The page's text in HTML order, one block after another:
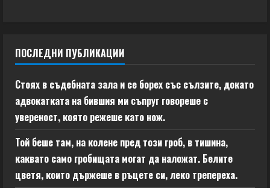
ПОСЛЕДНИ ПУБЛИКАЦИИ
Стоях в съдебната зала и се борех със сълзите, докато
адвокатката на бившия ми съпруг говореше с
увереност, която режеше като нож.
Той беше там, на колене пред този гроб, в тишина,
каквато само гробищата могат да наложат. Белите
цветя, които държеше в ръцете си, леко трепереха.